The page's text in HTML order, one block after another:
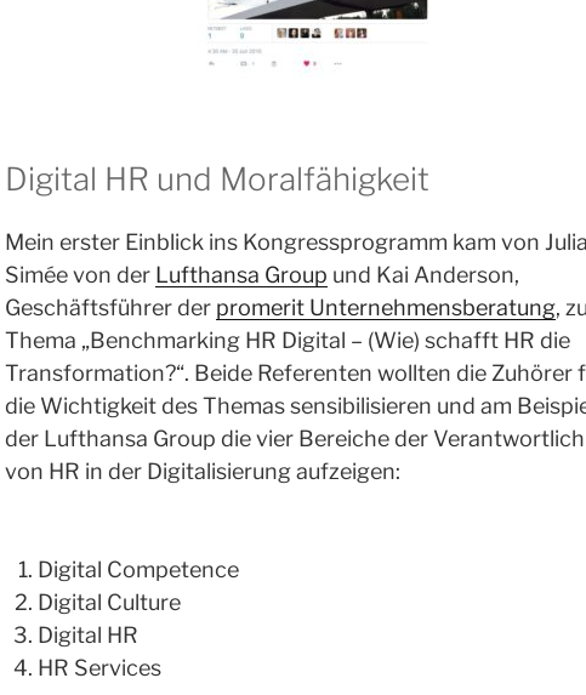
Digital HR und Moralfähigkeit
Mein erster Einblick ins Kongressprogramm kam von
Simée von der Lufthansa Group und Kai Anderson,
Geschäftsführer der promerit Unternehmensberatung,
Thema „Benchmarking HR Digital – (Wie) schafft HR die
Transformation?“. Beide Referenten wollten die Zuhörer
die Wichtigkeit des Themas sensibilisieren und am
der Lufthansa Group die vier Bereiche der
von HR in der Digitalisierung aufzeigen:
Digital Competence
Digital Culture
Digital HR
HR Services